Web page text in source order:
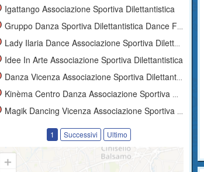
Igattango Associazione Sportiva Dilettantistica
Gruppo Danza Sportiva Dilettantistica Dance For You
Lady Ilaria Dance Associazione Sportiva Dilettantistica
Idee In Arte Associazione Sportiva Dilettantistica
Danza Vicenza Associazione Sportiva Dilettantistica
Kinèma Centro Danza Associazione Sportiva Dilettantistica
Magik Dancing Vicenza Associazione Sportiva Dilettantistica
1 Successivi Ultimo